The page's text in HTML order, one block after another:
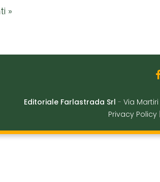
»
Editoriale Farlastrada Srl - Via
Privacy Policy